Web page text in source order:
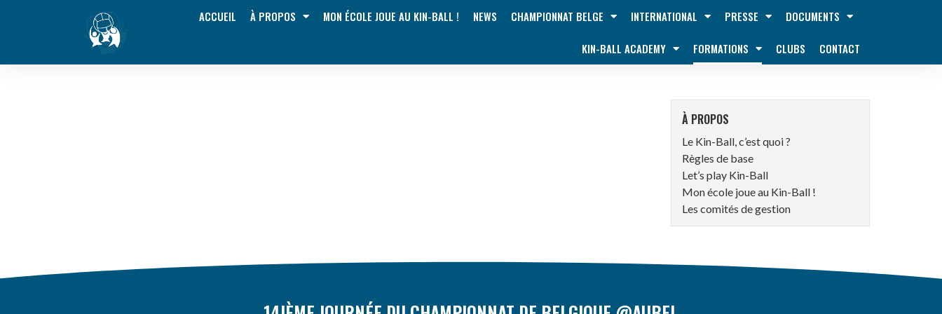
ACCUEIL À PROPOS MON ÉCOLE JOUE AU KIN-BALL ! NEWS CHAMPIONNAT BELGE INTERNATIONAL PRESSE DOCUMENTS
KIN-BALL ACADEMY FORMATIONS CLUBS CONTACT
À PROPOS
Le Kin-Ball, c’est quoi ?
Règles de base
Let’s play Kin-Ball
Mon école joue au Kin-Ball !
Les comités de gestion